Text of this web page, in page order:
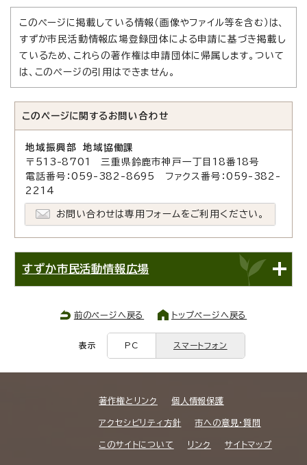
このページに掲載している情報（画像やファイル等を含む）は、
すずか市民活動情報広場登録団体による申請に基づき掲載し
ているため、これらの著作権は申請団体に帰属します。ついて
は、このページの引用はできません。
このページに関する お問い合わせ
地域振興部 地域協働課
〒513-8701 三重県鈴鹿市神戸一丁目18番18号
電話番号：059-382-8695 ファクス番号：059-382-
2214
お問い合わせは専用フォームをご利用ください。
すずか市民活動情報広場
前のページへ戻る トップページへ戻る
表示 PC スマートフォン
著作権とリンク 個人情報保護
アクセシビリティ方針 市への意見・質問
このサイトについて リンク サイトマップ